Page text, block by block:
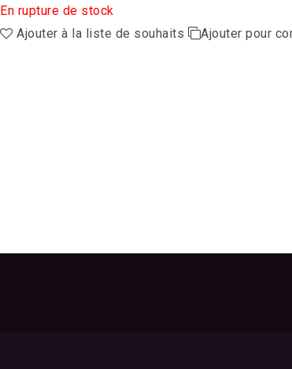
En rupture de stock
Ajouter à la liste de souhaits
Ajouter pour